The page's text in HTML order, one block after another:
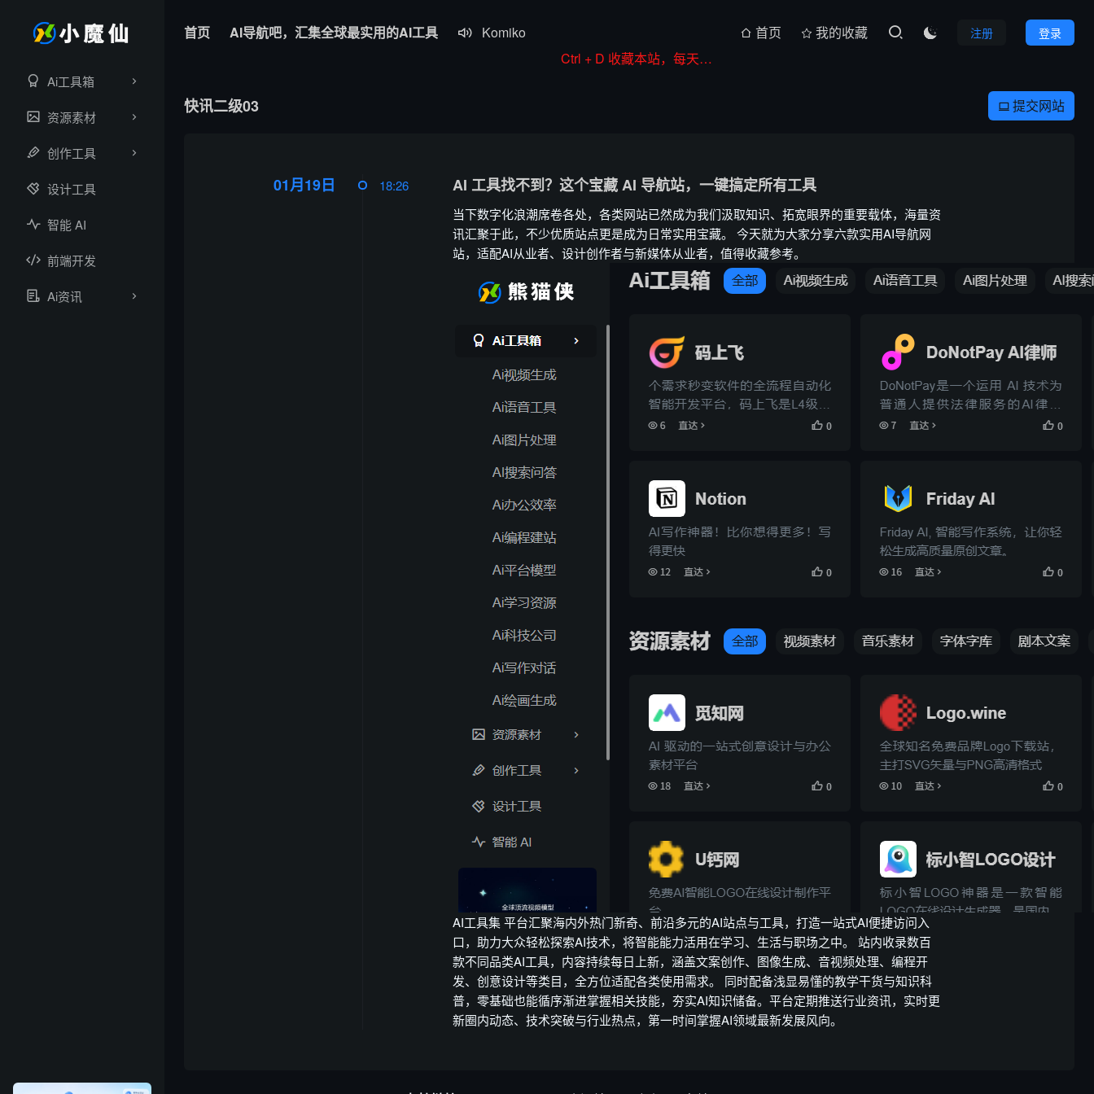
Ai工具箱
资源素材
创作工具
设计工具
智能 AI
前端开发
Ai资讯
首页 AI导航吧，汇集全球最实用的AI工具 
Komiko
登录
注册

首页
我的收藏
Ctrl + D 收藏本站，每天更新好站！
快讯二级03  提交网站
01月19日 18:26 AI 工具找不到？这个宝藏 AI 导航站，一键搞定所有工具
当下数字化浪潮席卷各处，各类网站已然成为我们汲取知识、拓宽眼界的重要载体，海量资
讯汇聚于此，不少优质站点更是成为日常实用宝藏。 今天就为大家分享六款实用AI导航网
站，适配AI从业者、设计创作者与新媒体从业者，值得收藏参考。
AI工具集 平台汇聚海内外热门新奇、前沿多元的AI站点与工具，打造一站式AI便捷访问入
口，助力大众轻松探索AI技术，将智能能力活用在学习、生活与职场之中。 站内收录数百
款不同品类AI工具，内容持续每日上新，涵盖文案创作、图像生成、音视频处理、编程开
发、创意设计等类目，全方位适配各类使用需求。 同时配备浅显易懂的教学干货与知识科
普，零基础也能循序渐进掌握相关技能，夯实AI知识储备。平台定期推送行业资讯，实时更
新圈内动态、技术突破与行业热点，第一时间掌握AI领域最新发展风向。